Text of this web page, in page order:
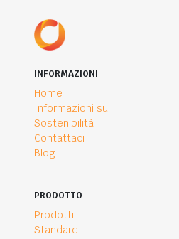
INFORMAZIONI
Home
Informazioni su
Sostenibilità
Contattaci
Blog
PRODOTTO
Prodotti
Standard